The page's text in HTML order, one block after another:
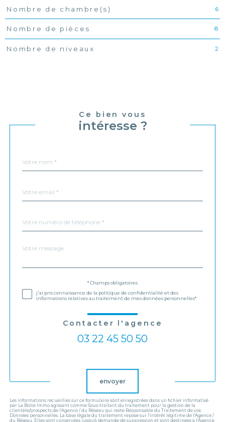
Nombre de chambre(s) 6
Nombre de pièces 8
Nombre de niveaux 2
Ce bien vous
intéresse ?
par
*
*
*
Fieldset
Message
*
* Champs obligatoires
j'ai pris connaissance de la politique de confidentialité et des
informations relatives au traitement de mes données personnelles*
Contacter l'agence
03 22 45 50 50
envoyer
Les informations recueillies sur ce formulaire sont enregistrées dans un fichier informatisé
par La Boite Immo agissant comme Sous-traitant du traitement pour la gestion de la
clientèle/prospects de l'Agence / du Réseau qui reste Responsable du Traitement de vos
Données personnelles. La base légale du traitement repose sur l'intérêt légitime de l'Agence /
du Réseau. Elles sont conservées jusqu'à demande de suppression et sont destinées à l'Agence